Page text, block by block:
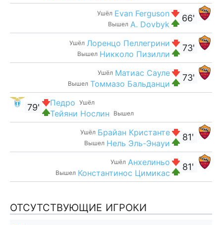
66'
Ушёл Evan Ferguson
Вышел A. Dovbyk
73'
Ушёл Лоренцо Пеллегрини
Вышел Никколо Пизилли
73'
Ушёл Матиас Сауле
Вышел Томмазо Бальданци
Ушёл
Педро
Вышел
Тейяни Нослин
79'
81'
Ушёл Брайан Кристанте
Вышел Нель Эль-Энауи
81'
Ушёл Анхелиньо
Вышел Константинос Цимикас
ОТСУТСТВУЮЩИЕ ИГРОКИ